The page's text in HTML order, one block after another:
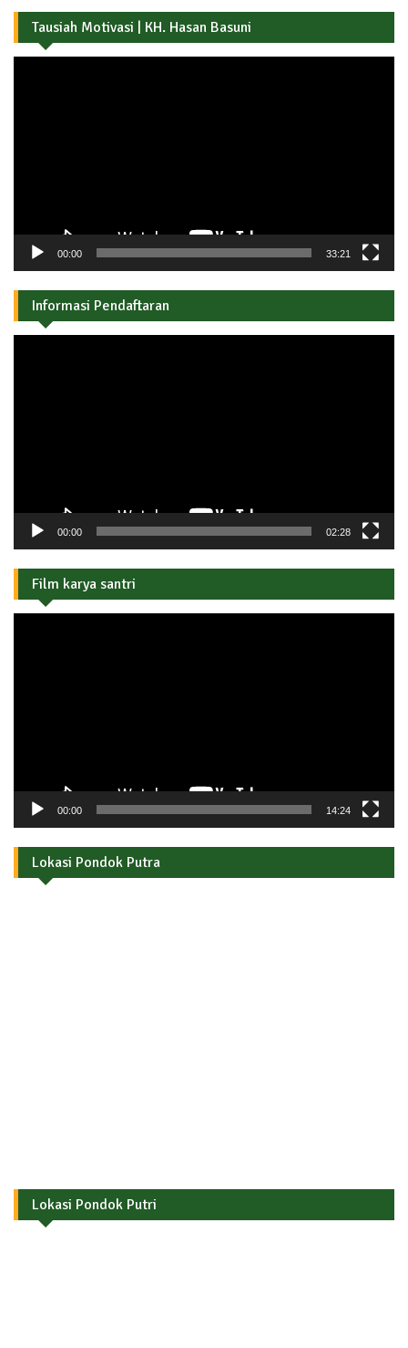
Tausiah Motivasi | KH. Hasan Basuni
00:00 33:21
Informasi Pendaftaran
00:00 02:28
Film karya santri
00:00 14:24
Lokasi Pondok Putra
Lokasi Pondok Putri